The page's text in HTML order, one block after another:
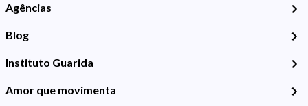
Agências
Blog
Instituto Guarida
Amor que movimenta